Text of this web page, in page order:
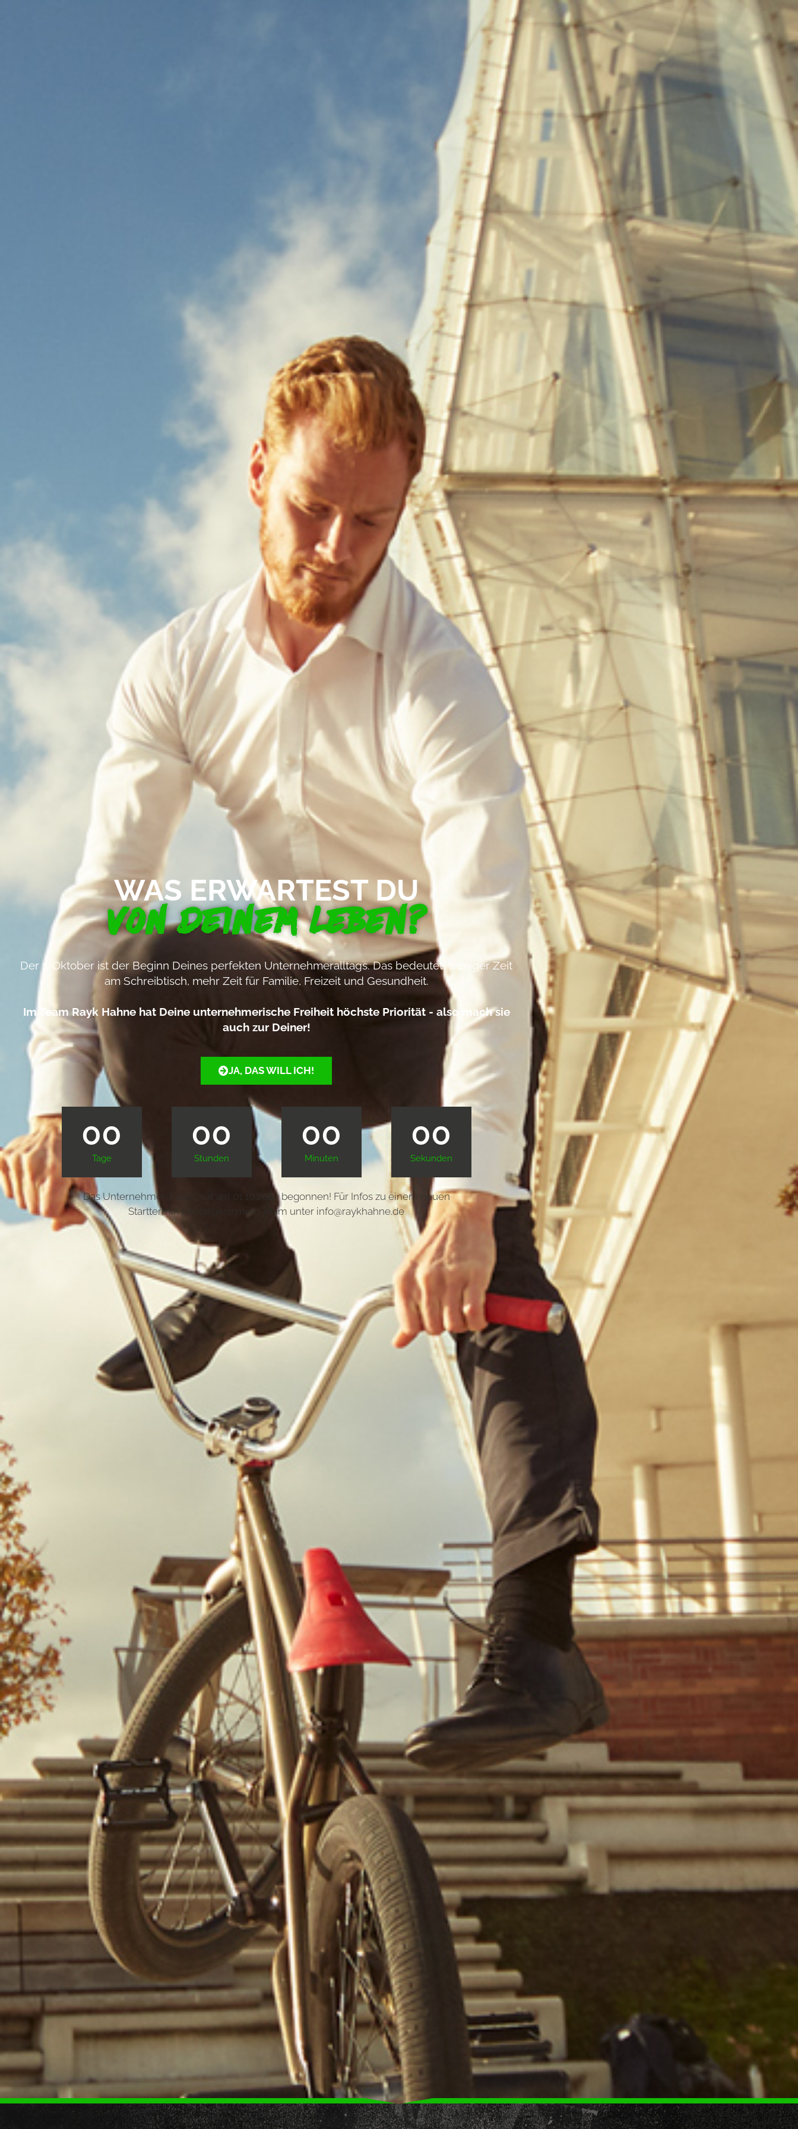
WAS ERWARTEST DU
VON DEINEM LEBEN?
Der 1. Oktober ist der Beginn Deines perfekten Unternehmeralltags. Das bedeutet: weniger Zeit
am Schreibtisch, mehr Zeit für Familie, Freizeit und Gesundheit.
Im Team Rayk Hahne hat Deine unternehmerische Freiheit höchste Priorität - also mach sie
auch zur Deiner!
JA, DAS WILL ICH!
00
Tage
00
Stunden
00
Minuten
00
Sekunden
Das Unternehmer-Kader hat am 01.10.2020 begonnen! Für Infos zu einem neuen
Starttermin kontaktiere mein Team unter info@raykhahne.de